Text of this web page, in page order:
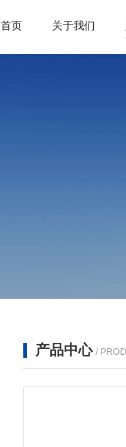
首页 关于我们
产品中心 /